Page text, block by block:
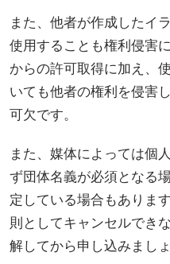
また、他者が作成したイ
使用することも権利侵害
からの許可取得に加え、
いても他者の権利を侵害
可欠です。
また、媒体によっては個
ず団体名義が必須となる
定している場合もありま
則としてキャンセルでき
解してから申し込みましょ